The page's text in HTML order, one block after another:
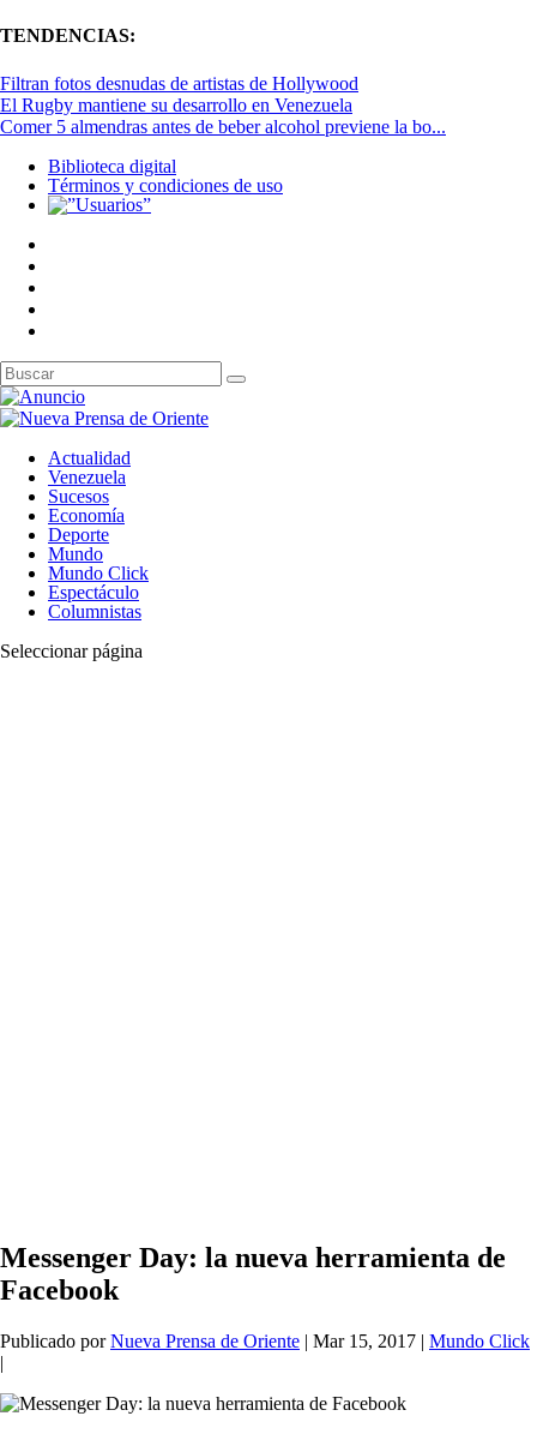
TENDENCIAS:
Filtran fotos desnudas de artistas de Hollywood
El Rugby mantiene su desarrollo en Venezuela
Comer 5 almendras antes de beber alcohol previene la bo...
Biblioteca digital
Términos y condiciones de uso
Actualidad
Venezuela
Sucesos
Economía
Deporte
Mundo
Mundo Click
Espectáculo
Columnistas
Seleccionar página
Messenger Day: la nueva herramienta de
Facebook
Publicado porNueva Prensa de Oriente | Mar 15, 2017 | Mundo Click
|